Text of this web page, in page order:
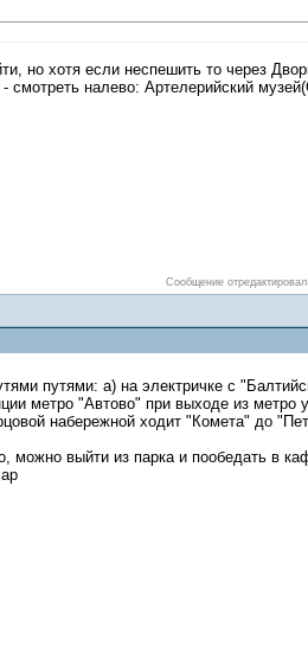
но хотя если неспешить то через
налево: Артелерийский
Сообщение отредактировал
путями: а) на электричке с
метро "Автово" при выходе из метро
набережной ходит "Комета" до
можно выйти из парка и пообедать в